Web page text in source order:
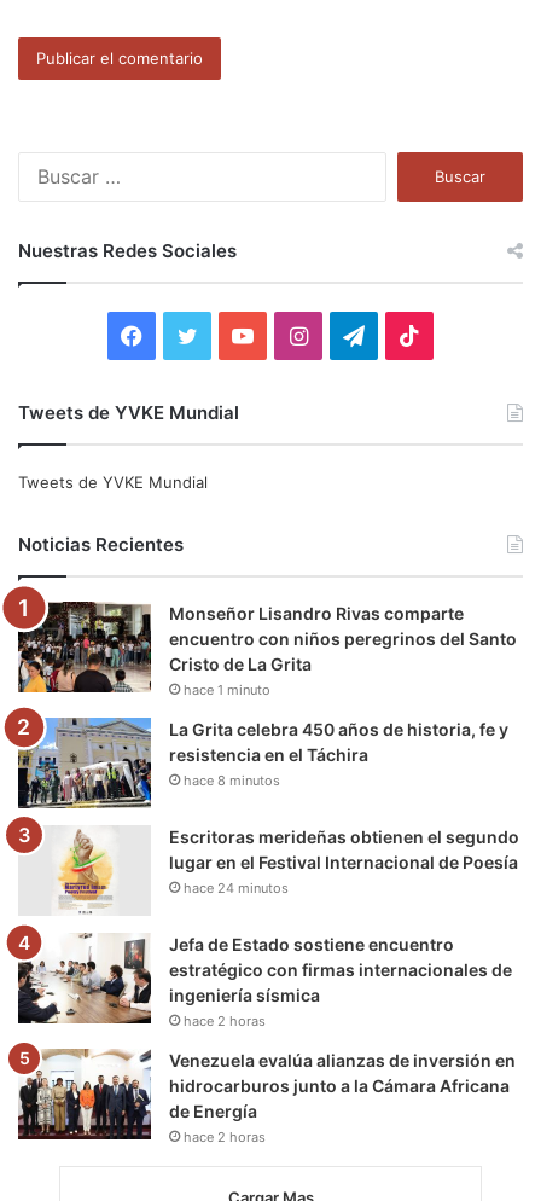
r
:
Nuestras Redes Sociales
e
o
o
k
t
e
r
b
e
I
g
r
a
m
r
a
k
Tweets de YVKE Mundial
Tweets de YVKE Mundial
Noticias Recientes
Monseñor Lisandro Rivas comparte
encuentro con niños peregrinos del Santo
Cristo de La Grita
hace 1 minuto
La Grita celebra 450 años de historia, fe y
resistencia en el Táchira
hace 8 minutos
Escritoras merideñas obtienen el segundo
lugar en el Festival Internacional de Poesía
hace 24 minutos
Jefa de Estado sostiene encuentro
estratégico con firmas internacionales de
ingeniería sísmica
hace 2 horas
Venezuela evalúa alianzas de inversión en
hidrocarburos junto a la Cámara Africana
de Energía
hace 2 horas
Cargar Mas